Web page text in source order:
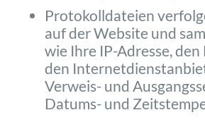
Protokolldateien
auf der Website und
wie Ihre IP-Adresse,
den
Verweis- und
Datums- und